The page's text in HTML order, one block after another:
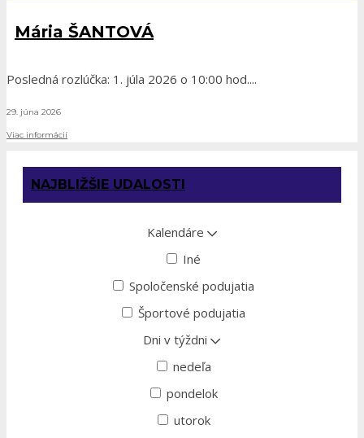
Mária ŠANTOVÁ
Posledná rozlúčka: 1. júla 2026 o 10:00 hod....
29. júna 2026
Viac informácií
NAJBLIŽŠIE UDALOSTI
Kalendáre
Iné
Spoločenské podujatia
Športové podujatia
Dni v týždni
nedeľa
pondelok
utorok